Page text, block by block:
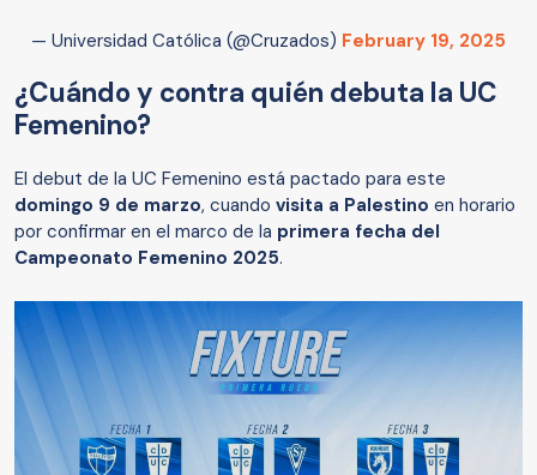
— Universidad Católica (@Cruzados) February 19, 2025
¿Cuándo y contra quién debuta la UC
Femenino?
El debut de la UC Femenino está pactado para este
domingo 9 de marzo, cuando visita a Palestino en horario
por confirmar en el marco de la primera fecha del
Campeonato Femenino 2025.